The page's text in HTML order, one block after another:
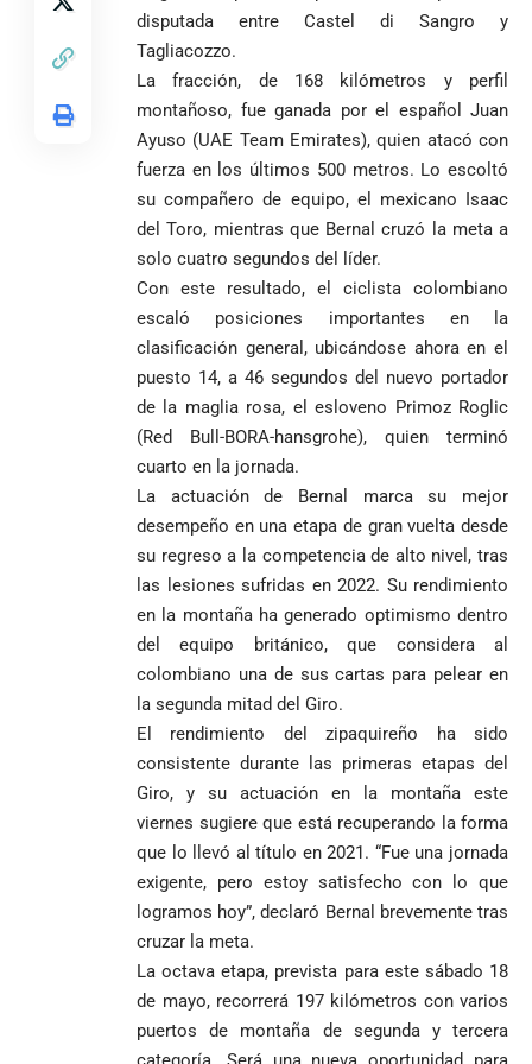
disputada entre Castel di Sangro y
Tagliacozzo.
La fracción, de 168 kilómetros y perfil
montañoso, fue ganada por el español Juan
Ayuso (UAE Team Emirates), quien atacó con
fuerza en los últimos 500 metros. Lo escoltó
su compañero de equipo, el mexicano Isaac
del Toro, mientras que Bernal cruzó la meta a
solo cuatro segundos del líder.
Con este resultado, el ciclista colombiano
escaló posiciones importantes en la
clasificación general, ubicándose ahora en el
puesto 14, a 46 segundos del nuevo portador
de la maglia rosa, el esloveno Primoz Roglic
(Red Bull-BORA-hansgrohe), quien terminó
cuarto en la jornada.
La actuación de Bernal marca su mejor
desempeño en una etapa de gran vuelta desde
su regreso a la competencia de alto nivel, tras
las lesiones sufridas en 2022. Su rendimiento
en la montaña ha generado optimismo dentro
del equipo británico, que considera al
colombiano una de sus cartas para pelear en
la segunda mitad del Giro.
El rendimiento del zipaquireño ha sido
consistente durante las primeras etapas del
Giro, y su actuación en la montaña este
viernes sugiere que está recuperando la forma
que lo llevó al título en 2021. “Fue una jornada
exigente, pero estoy satisfecho con lo que
logramos hoy”, declaró Bernal brevemente tras
cruzar la meta.
La octava etapa, prevista para este sábado 18
de mayo, recorrerá 197 kilómetros con varios
puertos de montaña de segunda y tercera
Tribunal de
Antioquia
de investidura
a concejales
de Medellín
Andrés
Rodríguez y
Damián Pérez
Federico
Gutiérrez
documentos
al FBI, DEA y
Congreso
contra la ‘paz
presuntos
beneficios a
criminales
1
Diócesis de
Sonsón-Rionegro
rechaza fotos
tomadas en
templo de Guarne y
ordena acto de
desagravio
Humberto de
Jesús Hincapié
Álzate, reconocido
sacerdote de la
Girardota, Párroco
de Yolombo
los
oficiales
Abelardo de la
Espriella es
elegido
presidente de
Colombia tras
una histórica y
reñida
segunda
vuelta
Uribe
arremete
contra Petro y
lo
por la crisis de
la salud en
Colombia
partidos
Japón rescata
un empate
agónico ante
Países Bajos
en un vibrante
mundialista
Alemania no
tuvo piedad:
goleó 7-1 a un
valiente
debut
mundialista
Medellín: un
camino que no
debería
abandonarse
LA POLICRISIS
COMO HERENCIA
Cardenal Rueda
pide desarmar el
corazón para
construir juntos
una Colombia
reconciliada
Diócesis de
Sonsón-Rionegro
rechaza fotos
tomadas en
templo de Guarne y
ordena acto de